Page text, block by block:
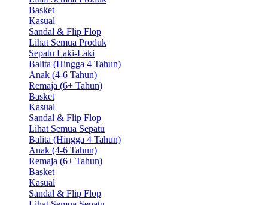
Basket
Kasual
Sandal & Flip Flop
Lihat Semua Produk
Sepatu Laki-Laki
Balita (Hingga 4 Tahun)
Anak (4-6 Tahun)
Remaja (6+ Tahun)
Basket
Kasual
Sandal & Flip Flop
Lihat Semua Sepatu
Balita (Hingga 4 Tahun)
Anak (4-6 Tahun)
Remaja (6+ Tahun)
Basket
Kasual
Sandal & Flip Flop